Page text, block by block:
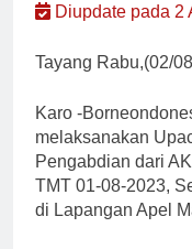
Diupdate pada 2
Tayang Rabu,(02/
Karo -
melaksanakan
Pengabdian dari
TMT 01-08-2023,
di Lapangan Apel